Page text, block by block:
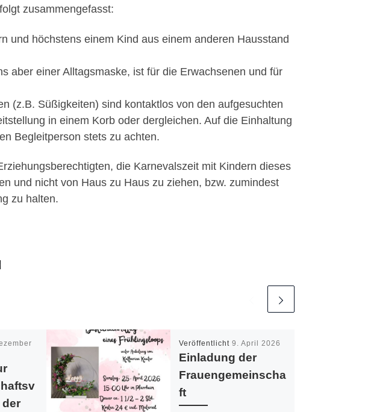
zusammengefasst:
und höchstens einem Kind aus einem anderen Hausstand
aber einer Alltagsmaske, ist für die Erwachsenen und für
(z.B. Süßigkeiten) sind kontaktlos von den aufgesuchten
in einem Korb oder dergleichen. Auf die Einhaltung
Begleitperson stets zu achten.
die Karnevalszeit mit Kindern dieses
und nicht von Haus zu Haus zu ziehen, bzw. zumindest
zu halten.
Veröffentlicht 9. April 2026
Einladung der
Frauengemeinscha
ft